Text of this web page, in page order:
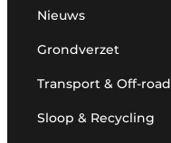
Nieuws
Grondverzet
Transport & Off-road
Sloop & Recycling